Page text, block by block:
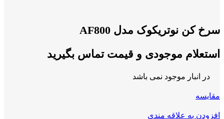
سرخ کن نوتریکوک مدل AF800
استعلام موجودی و قیمت تماس بگیرید
در انبار موجود نمی باشد
مقايسه
افزودن به علاقه مندی